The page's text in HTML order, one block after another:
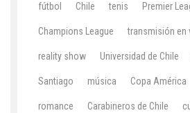
fútbol Chile tenis Premier
Champions League transmisión en
reality show Universidad de Chile
Santiago música Copa América
romance Carabineros de Chile